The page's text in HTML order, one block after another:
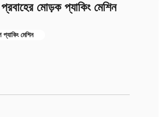
মোড়ক প্যাকিং মেশিন
প্যাকিং মেশিন